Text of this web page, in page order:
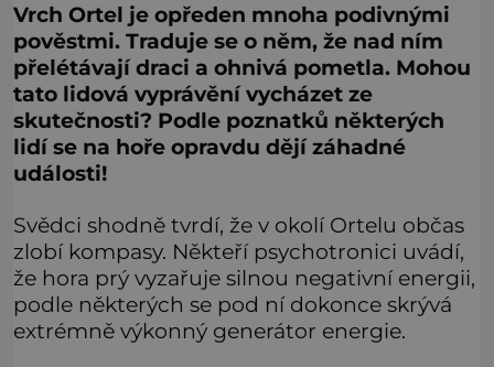
Vrch Ortel je opředen mnoha podivnými
pověstmi. Traduje se o něm, že nad ním
přelétávají draci a ohnivá pometla. Mohou
tato lidová vyprávění vycházet ze
skutečnosti? Podle poznatků některých
lidí se na hoře opravdu dějí záhadné
události!
Svědci shodně tvrdí, že v okolí Ortelu občas
zlobí kompasy. Někteří psychotronici uvádí,
že hora prý vyzařuje silnou negativní energii,
podle některých se pod ní dokonce skrývá
extrémně výkonný generátor energie.